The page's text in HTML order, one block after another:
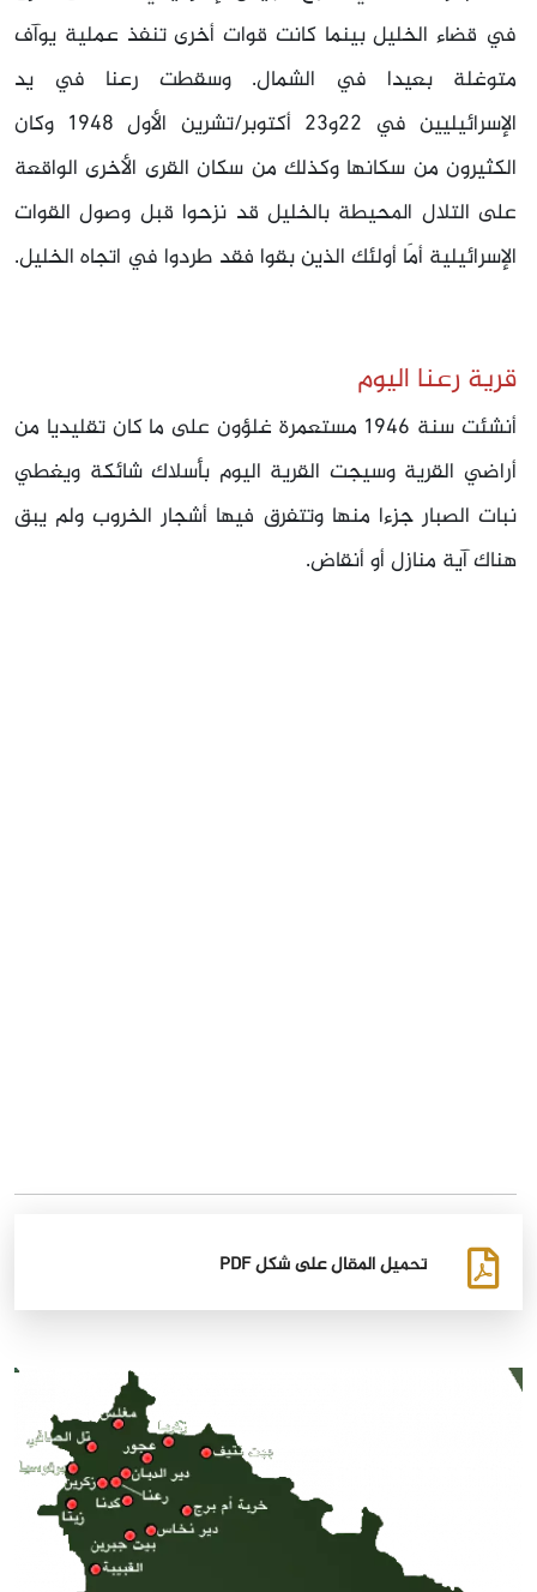
في قضاء الخليل بينما كانت قوات أخرى تنفذ عملية يوآف
متوغلة بعيدا في الشمال. وسقطت رعنا في يد
الإسرائيليين في 22و23 أكتوبر/تشرين الأول 1948 وكان
الكثيرون من سكانها وكذلك من سكان القرى الأخرى الواقعة
على التلال المحيطة بالخليل قد نزحوا قبل وصول القوات
الإسرائيلية أمَا أولئك الذين بقوا فقد طردوا في اتجاه الخليل.
قرية رعنا اليوم
أنشئت سنة 1946 مستعمرة غلؤون على ما كان تقليديا من
أراضي القرية وسيجت القرية اليوم بأسلاك شائكة ويغطي
نبات الصبار جزءا منها وتتفرق فيها أشجار الخروب ولم يبق
هناك آية منازل أو أنقاض.
تحميل المقال على شكل PDF